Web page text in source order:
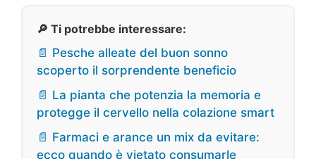
🔎 Ti potrebbe interessare:
📄 Pesche alleate del buon sonno
scoperto il sorprendente beneficio
📄 La pianta che potenzia la memoria e
protegge il cervello nella colazione smart
📄 Farmaci e arance un mix da evitare:
ecco quando è vietato consumarle